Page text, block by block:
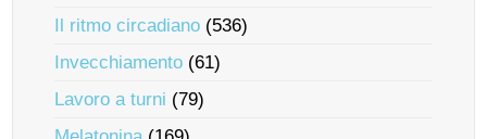
Il ritmo circadiano (536)
Invecchiamento (61)
Lavoro a turni (79)